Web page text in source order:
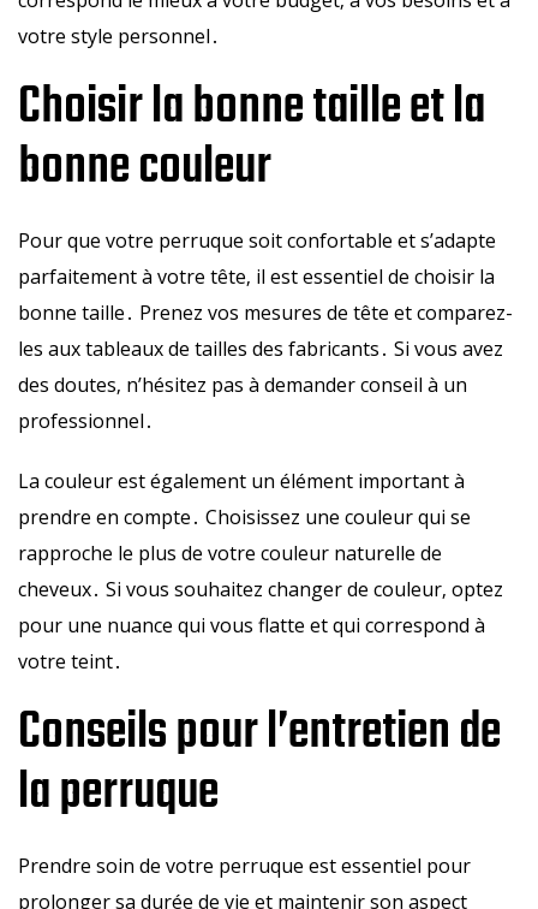
votre style personnel․
Choisir la bonne taille et la
bonne couleur
Pour que votre perruque soit confortable et s’adapte
parfaitement à votre tête‚ il est essentiel de choisir la
bonne taille․ Prenez vos mesures de tête et comparez-
les aux tableaux de tailles des fabricants․ Si vous avez
des doutes‚ n’hésitez pas à demander conseil à un
professionnel․
La couleur est également un élément important à
prendre en compte․ Choisissez une couleur qui se
rapproche le plus de votre couleur naturelle de
cheveux․ Si vous souhaitez changer de couleur‚ optez
pour une nuance qui vous flatte et qui correspond à
votre teint․
Conseils pour l’entretien de
la perruque
Prendre soin de votre perruque est essentiel pour
prolonger sa durée de vie et maintenir son aspect